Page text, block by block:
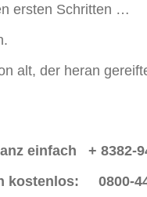
ersten Schritten …
alt, der heran
einfach + 8382-
kostenlos: 0800-